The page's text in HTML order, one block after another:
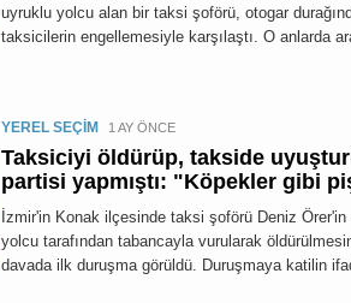
uyruklu yolcu alan bir taksi şoförü, otogar
taksicilerin engellemesiyle karşılaştı. O anlarda
YEREL SEÇİM 1 AY ÖNCE
Taksiciyi öldürüp, takside
partisi yapmıştı: "Köpekler gibi
İzmir'in Konak ilçesinde taksi şoförü Deniz Örer'in
yolcu tarafından tabancayla vurularak
davada ilk duruşma görüldü. Duruşmaya katilin